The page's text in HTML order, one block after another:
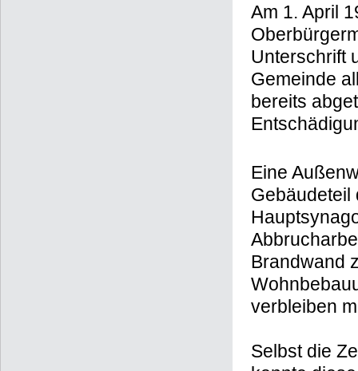
Am 1. April
Unterschrift
Gemeinde
bereits
Eine
Gebäudeteil
Brandwand
verbleiben
Selbst die